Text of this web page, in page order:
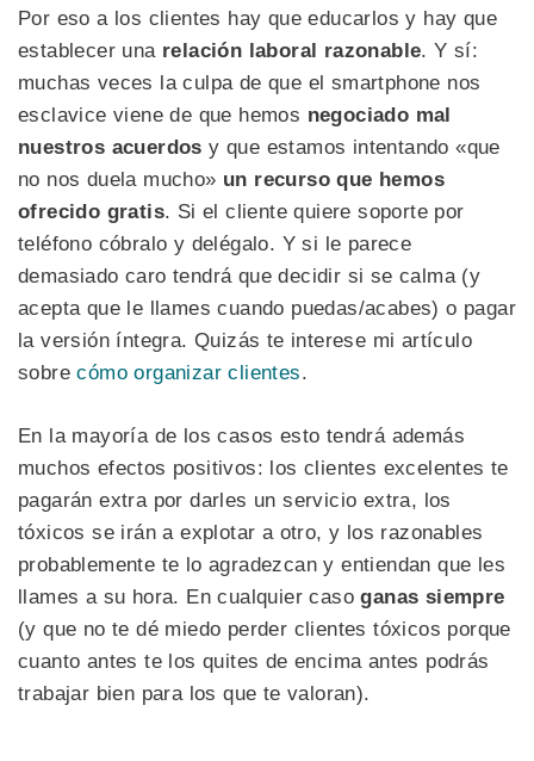
Por eso a los clientes hay que educarlos y hay que
establecer una relación laboral razonable. Y sí:
muchas veces la culpa de que el smartphone nos
esclavice viene de que hemos negociado mal
nuestros acuerdos y que estamos intentando «que
no nos duela mucho» un recurso que hemos
ofrecido gratis. Si el cliente quiere soporte por
teléfono cóbralo y delégalo. Y si le parece
demasiado caro tendrá que decidir si se calma (y
acepta que le llames cuando puedas/acabes) o pagar
la versión íntegra. Quizás te interese mi artículo
sobrecómo organizar clientes.
En la mayoría de los casos esto tendrá además
muchos efectos positivos: los clientes excelentes te
pagarán extra por darles un servicio extra, los
tóxicos se irán a explotar a otro, y los razonables
probablemente te lo agradezcan y entiendan que les
llames a su hora. En cualquier casoganas siempre
(y que no te dé miedo perder clientes tóxicos porque
cuanto antes te los quites de encima antes podrás
trabajar bien para los que te valoran).